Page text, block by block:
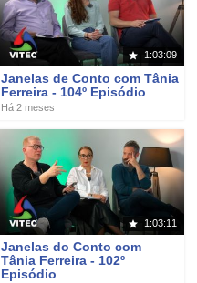
1:03:09
Janelas de Conto com Tânia
Ferreira - 104º Episódio
Há 2 meses
1:03:11
Janelas do Conto com
Tânia Ferreira - 102º
Episódio